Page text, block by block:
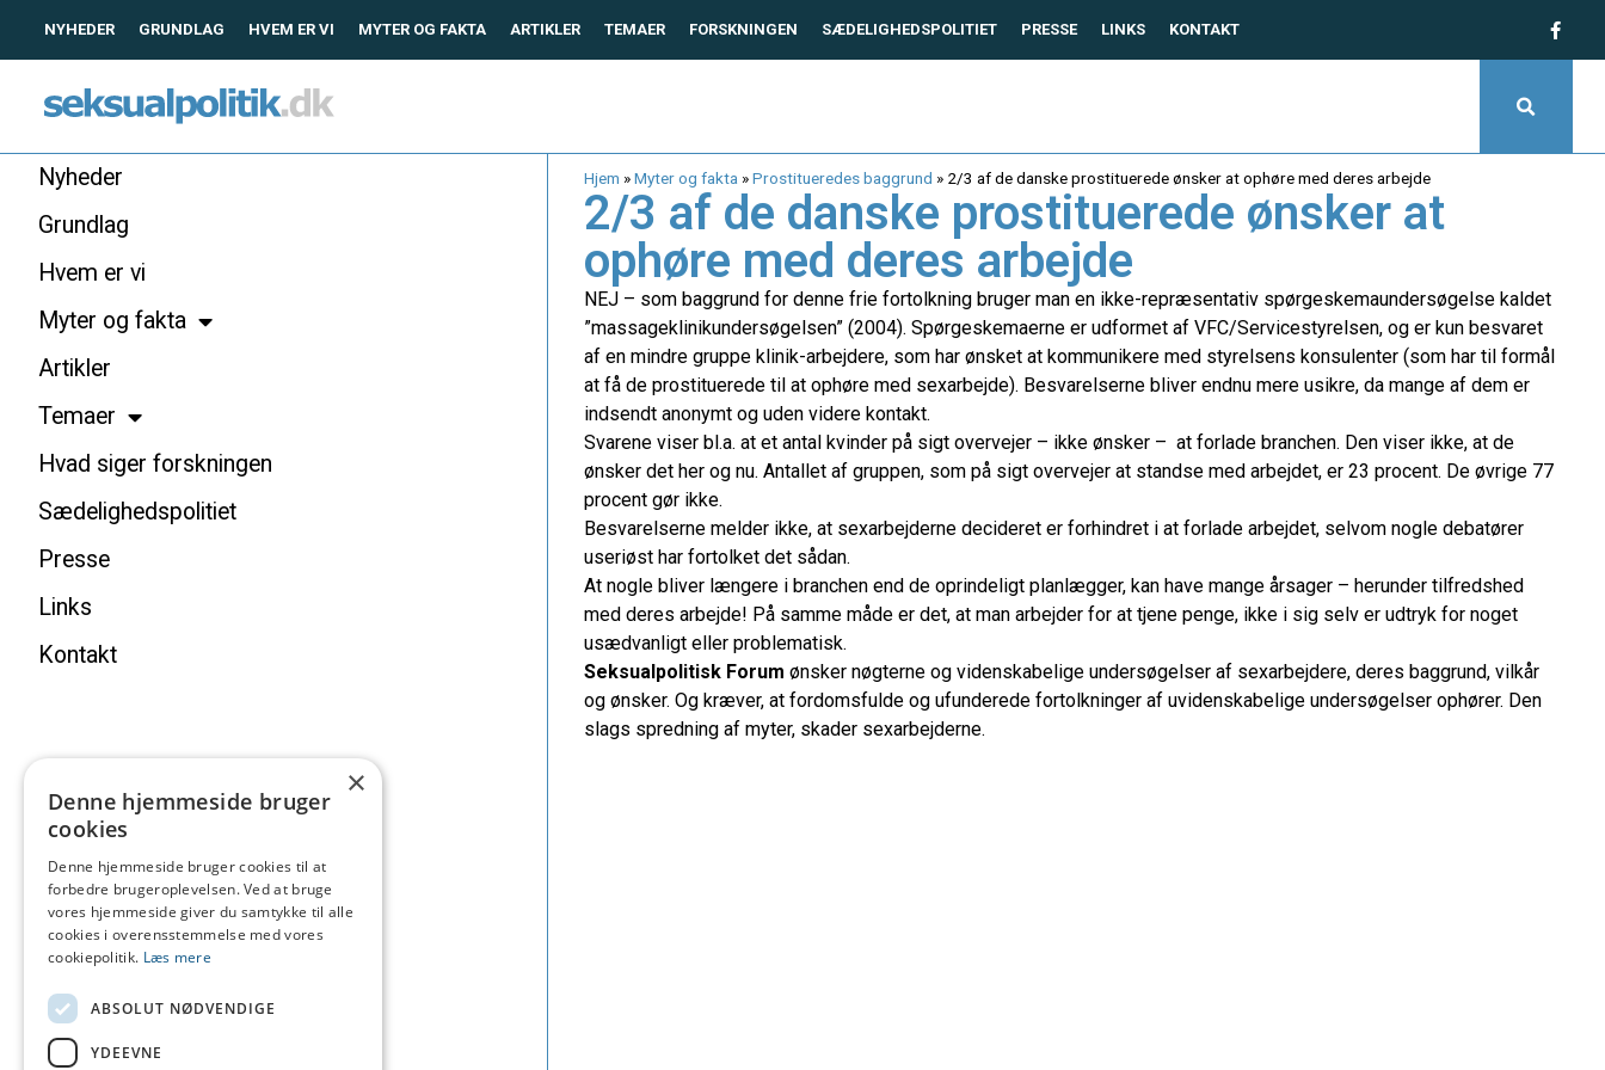
NYHEDER GRUNDLAG HVEM ER VI MYTER OG FAKTA ARTIKLER TEMAER FORSKNINGEN SÆDELIGHEDSPOLITIET PRESSE LINKS KONTAKT
Nyheder
Grundlag
Hvem er vi
Myter og fakta
Artikler
Temaer
Hvad siger forskningen
Sædelighedspolitiet
Presse
Links
Kontakt
Hjem »Myter og fakta »Prostitueredes baggrund » 2/3 af de danske prostituerede ønsker at ophøre med deres arbejde
2/3 af de danske prostituerede ønsker at
ophøre med deres arbejde
NEJ – som baggrund for denne frie fortolkning bruger man en ikke-repræsentativ spørgeskemaundersøgelse kaldet
”massageklinikundersøgelsen” (2004). Spørgeskemaerne er udformet af VFC/Servicestyrelsen, og er kun besvaret
af en mindre gruppe klinik-arbejdere, som har ønsket at kommunikere med styrelsens konsulenter (som har til formål
at få de prostituerede til at ophøre med sexarbejde). Besvarelserne bliver endnu mere usikre, da mange af dem er
indsendt anonymt og uden videre kontakt.
Svarene viser bl.a. at et antal kvinder på sigt overvejer – ikke ønsker – at forlade branchen. Den viser ikke, at de
ønsker det her og nu. Antallet af gruppen, som på sigt overvejer at standse med arbejdet, er 23 procent. De øvrige 77
procent gør ikke.
Besvarelserne melder ikke, at sexarbejderne decideret er forhindret i at forlade arbejdet, selvom nogle debatører
useriøst har fortolket det sådan.
At nogle bliver længere i branchen end de oprindeligt planlægger, kan have mange årsager – herunder tilfredshed
med deres arbejde! På samme måde er det, at man arbejder for at tjene penge, ikke i sig selv er udtryk for noget
usædvanligt eller problematisk.
Seksualpolitisk Forum ønsker nøgterne og videnskabelige undersøgelser af sexarbejdere, deres baggrund, vilkår
og ønsker. Og kræver, at fordomsfulde og ufunderede fortolkninger af uvidenskabelige undersøgelser ophører. Den
slags spredning af myter, skader sexarbejderne.
×
Denne hjemmeside bruger
cookies
Denne hjemmeside bruger cookies til at
forbedre brugeroplevelsen. Ved at bruge
vores hjemmeside giver du samtykke til alle
cookies i overensstemmelse med vores
cookiepolitik. Læs mere
ABSOLUT NØDVENDIGE
YDEEVNE